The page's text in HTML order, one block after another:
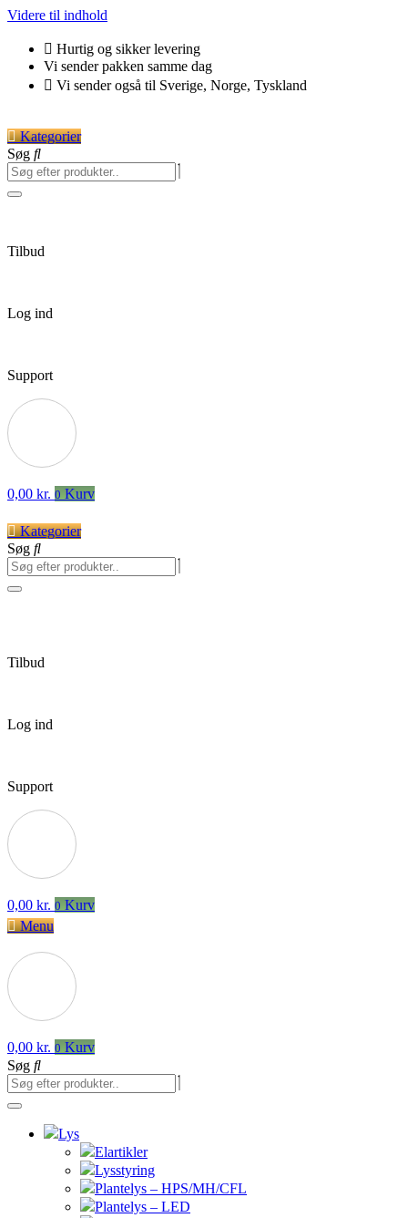
Videre til indhold
Hurtig og sikker levering
Vi sender pakken samme dag
Vi sender også til Sverige, Norge, Tyskland
Kategorier
Søg
Tilbud
Log ind
Support
0,00 kr. 0 Kurv
Kategorier
Søg
Tilbud
Log ind
Support
0,00 kr. 0 Kurv
Menu
0,00 kr. 0 Kurv
Søg
Lys
Elartikler
Lysstyring
Plantelys – HPS/MH/CFL
Plantelys – LED